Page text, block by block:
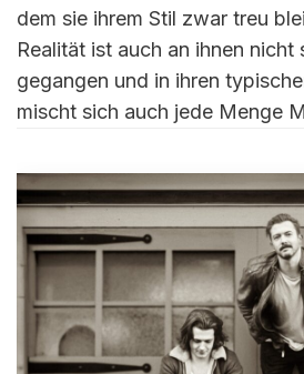
dem sie ihrem Stil zwar treu
Realität ist auch an ihnen nicht
gegangen und in ihren
mischt sich auch jede Menge